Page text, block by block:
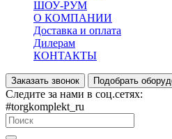
ШОУ-РУМ
О КОМПАНИИ
Доставка и оплата
Дилерам
КОНТАКТЫ
Заказать звонок Подобрать
Следите за нами в соц.сетях:
#torgkomplekt_ru